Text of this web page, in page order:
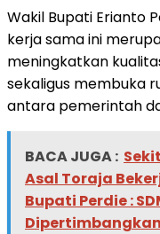
Wakil Bupati Erianto
kerja sama ini
meningkatkan
sekaligus membuka
antara pemerintah
BACA JUGA :
Asal Toraja
Bupati Perdie :
Dipertimbangkan